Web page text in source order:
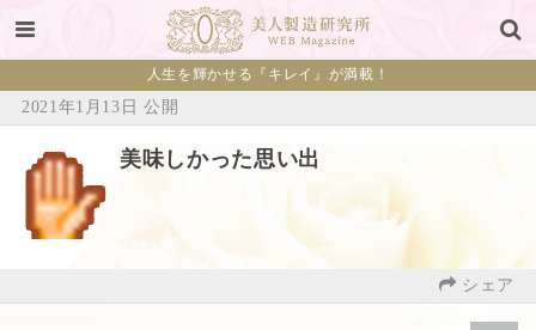
人生を輝かせる『キレイ』が満載！
2021年1月13日 公開
美味しかった思い出
シェア